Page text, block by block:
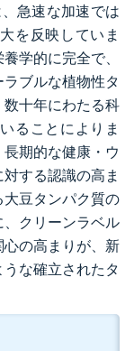
急速な加速では
を反映していま
学的に完全で、
ブルな植物性タ
十年にわたる科
ることによりま
期的な健康・ウ
する認識の高ま
豆タンパク質の
クリーンラベル
の高まりが、新
な確立されたタ